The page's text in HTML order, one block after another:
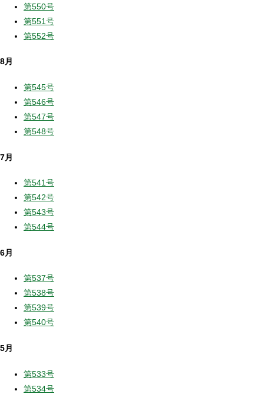
第550号
第551号
第552号
8月
第545号
第546号
第547号
第548号
7月
第541号
第542号
第543号
第544号
6月
第537号
第538号
第539号
第540号
5月
第533号
第534号